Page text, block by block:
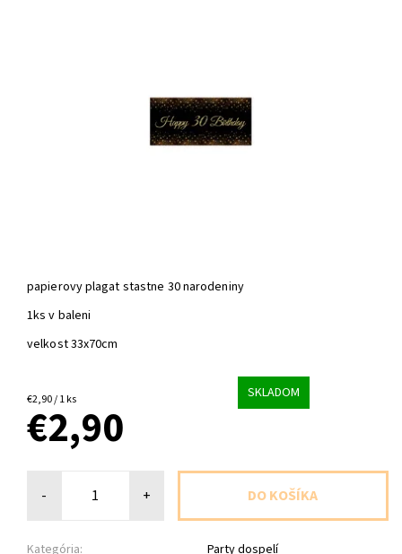
papierovy plagat stastne 30 narodeniny
1ks v baleni
velkost 33x70cm
€2,90 / 1 ks SKLADOM
€2,90
- +
Kategória: Party dospelí